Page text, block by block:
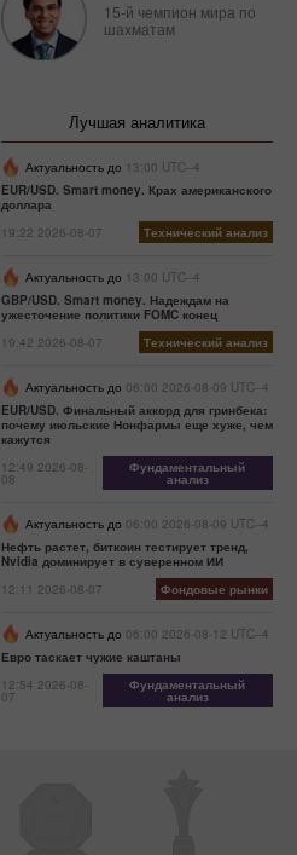
15-й чемпион мира по
шахматам
Лучшая аналитика
Актуальность до 13:00 UTC--4
EUR/USD. Smart money. Крах американского
доллара
19:22 2026-08-07
Технический анализ
Актуальность до 13:00 UTC--4
GBP/USD. Smart money. Надеждам на
ужесточение политики FOMC конец
19:42 2026-08-07
Технический анализ
Актуальность до 06:00 2026-08-09 UTC--4
EUR/USD. Финальный аккорд для гринбека:
почему июльские Нонфармы еще хуже, чем
кажутся
12:49 2026-08-
08
Фундаментальный
анализ
Актуальность до 06:00 2026-08-09 UTC--4
Нефть растет, биткоин тестирует тренд,
Nvidia доминирует в суверенном ИИ
12:11 2026-08-07
Фондовые рынки
Актуальность до 06:00 2026-08-12 UTC--4
Евро таскает чужие каштаны
12:54 2026-08-
07
Фундаментальный
анализ